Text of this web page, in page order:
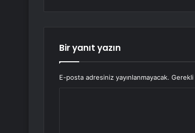
Bir yanıt yazın
E-posta adresiniz yayınlanmayacak. Gerekli